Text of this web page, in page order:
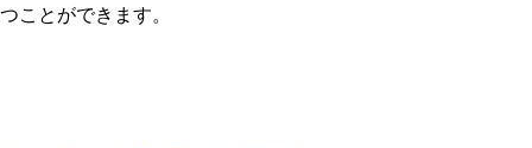
ことができます。